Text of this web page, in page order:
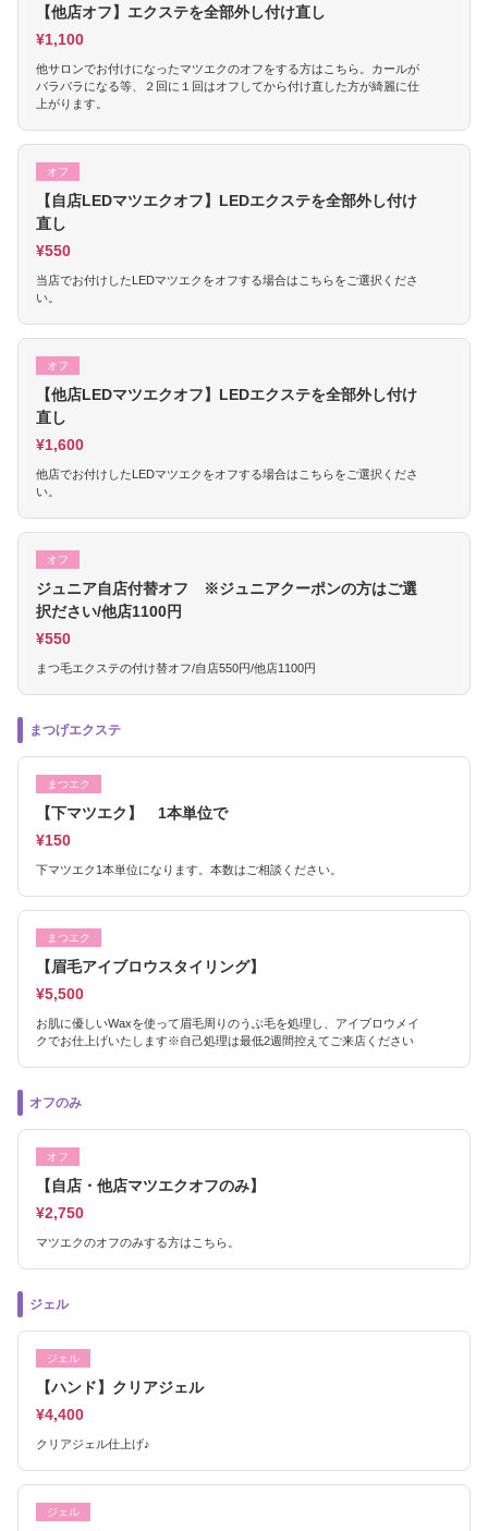
【他店オフ】エクステを全部外し付け直し
¥1,100
他サロンでお付けになったマツエクのオフをする方はこちら。カールが
バラバラになる等、２回に１回はオフしてから付け直した方が綺麗に仕
上がります。
オフ
【自店LEDマツエクオフ】LEDエクステを全部外し付け
直し
¥550
当店でお付けしたLEDマツエクをオフする場合はこちらをご選択くださ
い。
オフ
【他店LEDマツエクオフ】LEDエクステを全部外し付け
直し
¥1,600
他店でお付けしたLEDマツエクをオフする場合はこちらをご選択くださ
い。
オフ
ジュニア自店付替オフ ※ジュニアクーポンの方はご選
択ださい/他店1100円
¥550
まつ毛エクステの付け替オフ/自店550円/他店1100円
まつげエクステ
まつエク
【下マツエク】 1本単位で
¥150
下マツエク1本単位になります。本数はご相談ください。
まつエク
【眉毛アイブロウスタイリング】
¥5,500
お肌に優しいWaxを使って眉毛周りのうぶ毛を処理し、アイブロウメイ
クでお仕上げいたします※自己処理は最低2週間控えてご来店ください
オフのみ
オフ
【自店・他店マツエクオフのみ】
¥2,750
マツエクのオフのみする方はこちら。
ジェル
ジェル
【ハンド】クリアジェル
¥4,400
クリアジェル仕上げ♪
ジェル